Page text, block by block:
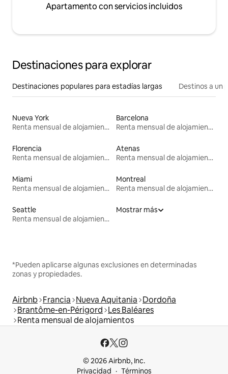
Apartamento con servicios incluidos
Destinaciones para explorar
Destinaciones populares para estadías largas Destinos a un
Nueva York
Renta mensual de alojamientos
Barcelona
Renta mensual de alojamientos
Florencia
Renta mensual de alojamientos
Atenas
Renta mensual de alojamientos
Miami
Renta mensual de alojamientos
Montreal
Renta mensual de alojamientos
Seattle
Renta mensual de alojamientos
Mostrar más
*Pueden aplicarse algunas exclusiones en determinadas
zonas y propiedades.
Airbnb Francia Nueva Aquitania Dordoña
Brantôme-en-Périgord Les Baléares
Renta mensual de alojamientos
© 2026 Airbnb, Inc.
Privacidad
Términos